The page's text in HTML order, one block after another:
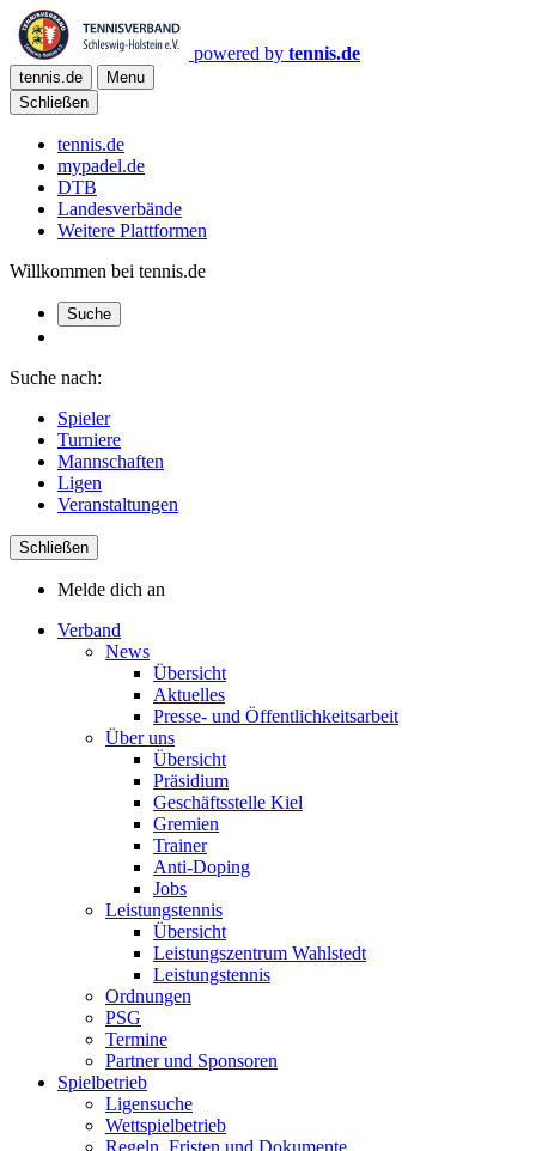
powered by tennis.de
tennis.de
Menu
Schließen
tennis.de
mypadel.de
DTB
Landesverbände
Weitere Plattformen
Willkommen bei tennis.de
Suche
Suche nach:
Spieler
Turniere
Mannschaften
Ligen
Veranstaltungen
Schließen
Melde dich an
Verband
News
Übersicht
Aktuelles
Presse- und Öffentlichkeitsarbeit
Über uns
Übersicht
Präsidium
Geschäftsstelle Kiel
Gremien
Trainer
Anti-Doping
Jobs
Leistungstennis
Übersicht
Leistungszentrum Wahlstedt
Leistungstennis
Ordnungen
PSG
Termine
Partner und Sponsoren
Spielbetrieb
Ligensuche
Wettspielbetrieb
Regeln, Fristen und Dokumente